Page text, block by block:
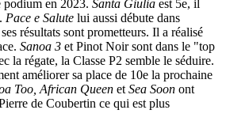
podium en 2023. Santa Giulia est 5e, il
Pace e Salute lui aussi débute dans
résultats sont prometteurs. Il a réalisé
Sanoa 3 et Pinot Noir sont dans le "top
la régate, la Classe P2 semble le séduire.
améliorer sa place de 10e la prochaine
Too, African Queen et Sea Soon ont
de Coubertin ce qui est plus